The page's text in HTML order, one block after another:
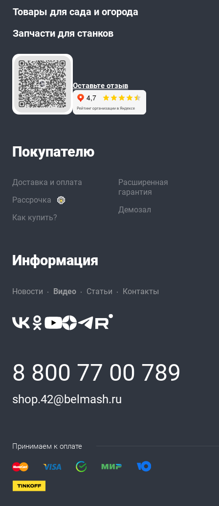
Товары для сада и огорода
Запчасти для станков
Оставьте отзыв
Покупателю
Доставка и оплата
Рассрочка
Как купить?
Расширенная
гарантия
Демозал
Информация
Новости Видео Статьи Контакты
8 800 77 00 789
shop.42@belmash.ru
Принимаем к оплате